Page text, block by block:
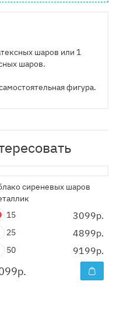
шаров или 1
шаров.
фигура.
сиреневых шаров
15
3099р.
25 4899р.
50 9199р.
р.